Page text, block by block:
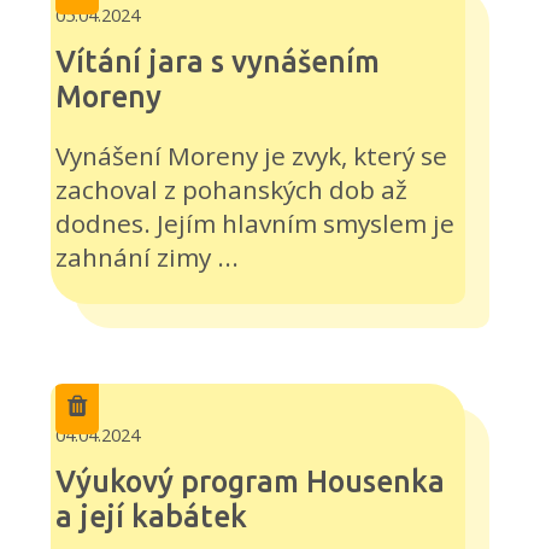
05.04.2024
Vítání jara s vynášením
Moreny
Vynášení Moreny je zvyk, který se
zachoval z pohanských dob až
dodnes. Jejím hlavním smyslem je
zahnání zimy ...
04.04.2024
Výukový program Housenka
a její kabátek